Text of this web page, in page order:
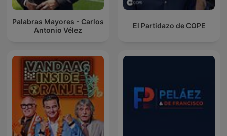
Palabras Mayores - Carlos
Antonio Vélez
El Partidazo de COPE